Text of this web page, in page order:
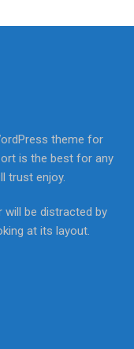
theme for
is the best for any
trust enjoy.
will be distracted by
at its layout.